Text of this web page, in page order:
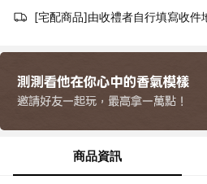
[宅配商品]由收禮者自行填寫收件
商品資訊